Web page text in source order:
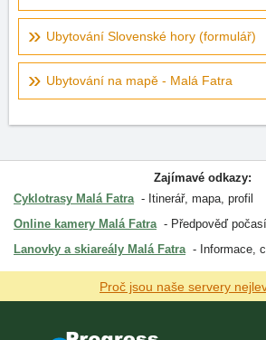
Ubytování Slovenské hory (formulář)
Ubytování na mapě - Malá Fatra
Zajímavé odkazy:
Cyklotrasy Malá Fatra
Itinerář, mapa, profil
Online kamery Malá Fatra
Předpověď
Lanovky a skiareály Malá Fatra
Informace,
Proč jsou naše servery